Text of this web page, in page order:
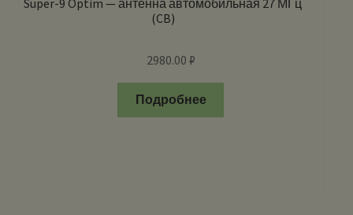
(CB)
2980.00 ₽
Подробнее